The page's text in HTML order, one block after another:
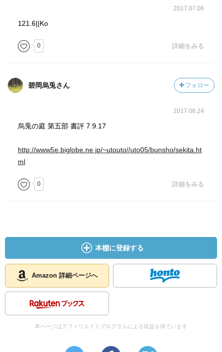
2017.07.06
121.6||Ko
0 詳細をみる
碧岡烏兎さん フォロー
2017.06.24
烏兎の庭 第五部 書評 7.9.17
http://www5e.biglobe.ne.jp/~utouto//uto05/bunsho/sekita.ht
ml
0 詳細をみる
本棚に登録する
Amazon 詳細ページへ
本ページはアフィリエイトプログラムによる収益を得ています